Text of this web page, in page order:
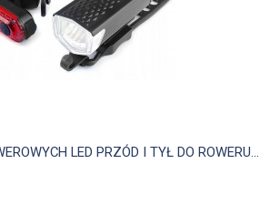
Szybki podgląd
LED PRZÓD I TYŁ DO ROWERU...